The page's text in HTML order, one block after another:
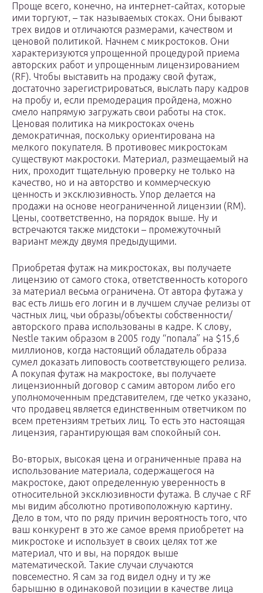
Проще всего, конечно, на интернет-сайтах, которые
ими торгуют, – так называемых стоках. Они бывают
трех видов и отличаются размерами, качеством и
ценовой политикой. Начнем с микростоков. Они
характеризуются упрощенной процедурой приема
авторских работ и упрощенным лицензированием
(RF). Чтобы выставить на продажу свой футаж,
достаточно зарегистрироваться, выслать пару кадров
на пробу и, если премодерация пройдена, можно
смело напрямую загружать свои работы на сток.
Ценовая политика на микростоках очень
демократичная, поскольку ориентирована на
мелкого покупателя. В противовес микростокам
существуют макростоки. Материал, размещаемый на
них, проходит тщательную проверку не только на
качество, но и на авторство и коммерческую
ценность и эксклюзивность. Упор делается на
продажи на основе неограниченной лицензии (RM).
Цены, соответственно, на порядок выше. Ну и
встречаются также мидстоки – промежуточный
вариант между двумя предыдущими.
Приобретая футаж на микростоках, вы получаете
лицензию от самого стока, ответственность которого
за материал весьма ограничена. От автора футажа у
вас есть лишь его логин и в лучшем случае релизы от
частных лиц, чьи образы/объекты собственности/
авторского права использованы в кадре. К слову,
Nestle таким образом в 2005 году “попала” на $15,6
миллионов, когда настоящий обладатель образа
сумел доказать липовость соответствующего релиза.
А покупая футаж на макростоке, вы получаете
лицензионный договор с самим автором либо его
уполномоченным представителем, где четко указано,
что продавец является единственным ответчиком по
всем претензиям третьих лиц. То есть это настоящая
лицензия, гарантирующая вам спокойный сон.
Во-вторых, высокая цена и ограниченные права на
использование материала, содержащегося на
макростоке, дают определенную уверенность в
относительной эксклюзивности футажа. В случае с RF
мы видим абсолютно противоположную картину.
Дело в том, что по ряду причин вероятность того, что
ваш конкурент в это же самое время приобретет на
микростоке и использует в своих целях тот же
материал, что и вы, на порядок выше
математической. Такие случаи случаются
повсеместно. Я сам за год видел одну и ту же
барышню в одинаковой позиции в качестве лица